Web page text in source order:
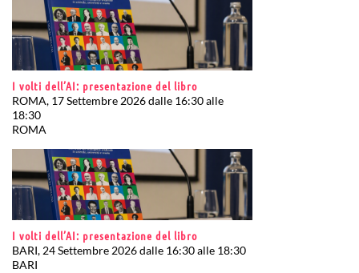
I volti dell’AI: presentazione del libro
ROMA, 17 Settembre 2026 dalle 16:30 alle
18:30
ROMA
I volti dell’AI: presentazione del libro
BARI, 24 Settembre 2026 dalle 16:30 alle 18:30
BARI